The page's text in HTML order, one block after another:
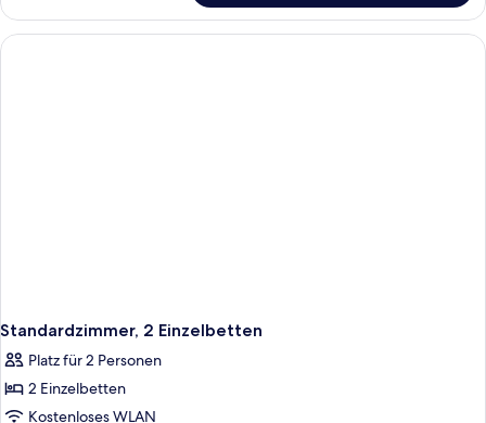
2 Einzelbetten
(French)
Standardzimmer, 2 Einzelbetten
Platz für 2 Personen
2 Einzelbetten
Kostenloses WLAN